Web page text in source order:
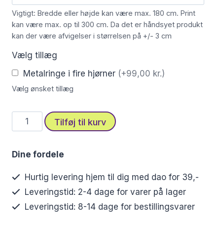
Vigtigt: Bredde eller højde kan være max. 180 cm. Print
kan være max. op til 300 cm. Da det er håndsyet produkt
kan der være afvigelser i størrelsen på +/- 3 cm
Vælg tillæg
Metalringe i fire hjørner (+99,00 kr.)
Vælg ønsket tillæg
Futuristisk
kat
kunstnerisk
Tilføj til kurv
Dine fordele
Hurtig levering hjem til dig med dao for 39,-
Leveringstid: 2-4 dage for varer på lager
Leveringstid: 8-14 dage for bestillingsvarer